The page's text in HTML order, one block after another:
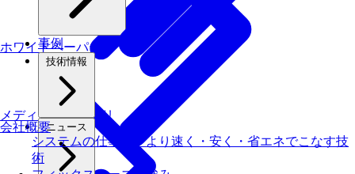
ホワイトペーパー
メディアライブラリ
事例
技術情報
ニュース
会社概要
システムの仕事を、より速く・安く・省エネでこなす技
術